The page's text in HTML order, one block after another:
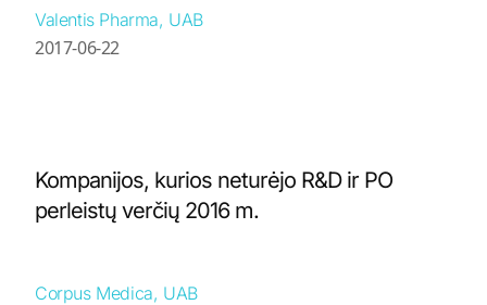
Valentis Pharma, UAB
2017-06-22
Kompanijos, kurios neturėjo R&D ir PO
perleistų verčių 2016 m.
Corpus Medica, UAB